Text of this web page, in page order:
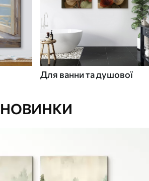
Для ванни та душової
НОВИНКИ